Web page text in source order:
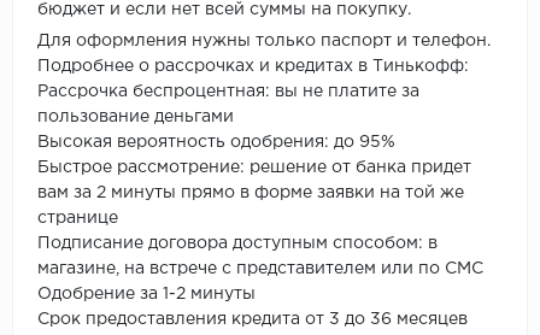
бюджет и если нет всей суммы на покупку.
Для оформления нужны только паспорт и телефон.
Подробнее о рассрочках и кредитах в Тинькофф:
Рассрочка беспроцентная: вы не платите за
пользование деньгами
Высокая вероятность одобрения: до 95%
Быстрое рассмотрение: решение от банка придет
вам за 2 минуты прямо в форме заявки на той же
странице
Подписание договора доступным способом: в
магазине, на встрече с представителем или по СМС
Одобрение за 1-2 минуты
Срок предоставления кредита от 3 до 36 месяцев